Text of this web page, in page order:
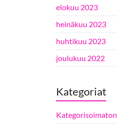
elokuu 2023
heinäkuu 2023
huhtikuu 2023
joulukuu 2022
Kategoriat
Kategorisoimaton